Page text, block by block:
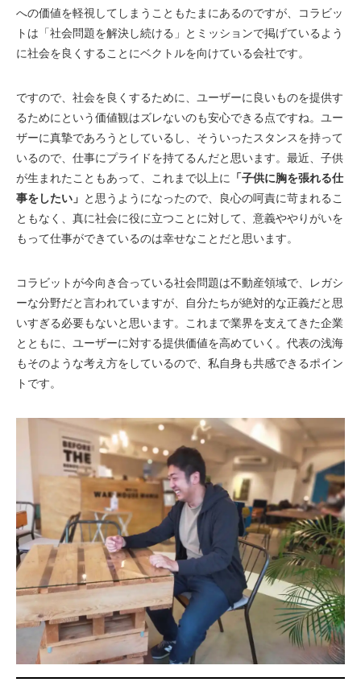
への価値を軽視してしまうこともたまにあるのですが、コラビッ
トは「社会問題を解決し続ける」とミッションで掲げているよう
に社会を良くすることにベクトルを向けている会社です。
ですので、社会を良くするために、ユーザーに良いものを提供す
るためにという価値観はズレないのも安心できる点ですね。ユー
ザーに真摯であろうとしているし、そういったスタンスを持って
いるので、仕事にプライドを持てるんだと思います。最近、子供
が生まれたこともあって、これまで以上に
「子供に胸を張れる仕
事をしたい」 と思うようになったので、良心の呵責に苛まれるこ
ともなく、真に社会に役に立つことに対して、意義ややりがいを
もって仕事ができているのは幸せなことだと思います。
コラビットが今向き合っている社会問題は不動産領域で、レガシ
ーな分野だと言われていますが、自分たちが絶対的な正義だと思
いすぎる必要もないと思います。これまで業界を支えてきた企業
とともに、ユーザーに対する提供価値を高めていく。代表の浅海
もそのような考え方をしているので、私自身も共感できるポイン
トです。